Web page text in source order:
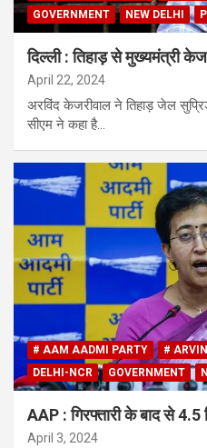
GOVERNMENT
NEW DELHI
दिल्ली : तिहाड़ से मुख्यमंत्री
April 22, 2024
अरविंद केजरीवाल ने तिहाड़ जेल
सीएम ने कहा है…
# AAM AADMI PARTY #
DELHI-NCR
GOVERNMENT
AAP : गिरफ्तारी के बाद से
April 3, 2024